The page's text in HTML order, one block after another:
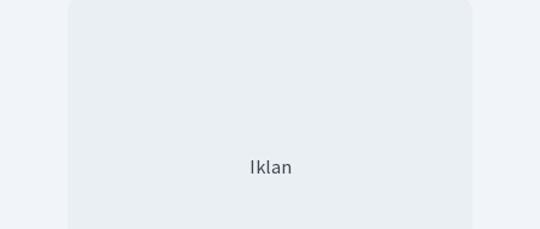
Iklan